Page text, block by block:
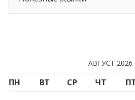
АВГУСТ 2026
ПН ВТ СР ЧТ